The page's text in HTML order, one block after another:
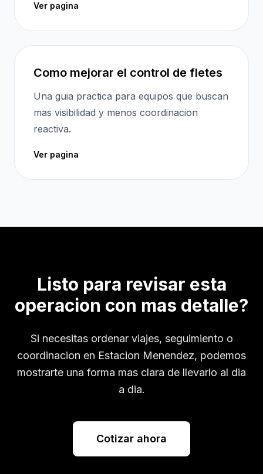
Ver pagina
Como mejorar el control de fletes
Una guia practica para equipos que buscan
mas visibilidad y menos coordinacion
reactiva.
Ver pagina
Listo para revisar esta
operacion con mas detalle?
Si necesitas ordenar viajes, seguimiento o
coordinacion en Estacion Menendez, podemos
mostrarte una forma mas clara de llevarlo al dia
a dia.
Cotizar ahora